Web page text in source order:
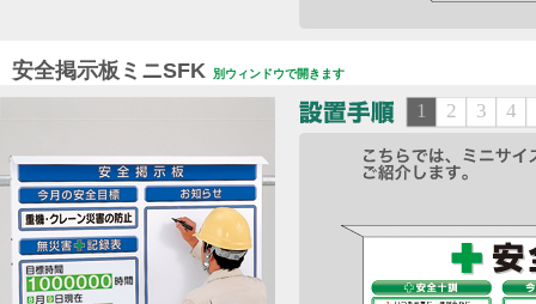
安全掲示板ミニSFK 別ウィンドウで開きます